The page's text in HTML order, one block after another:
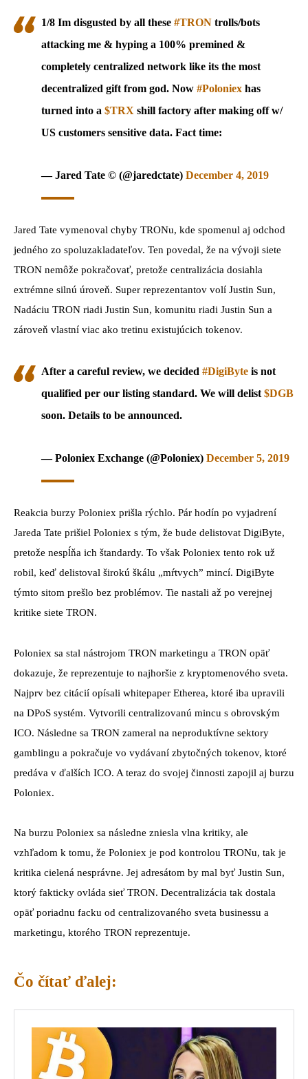
1/8 Im disgusted by all these #TRON trolls/bots
attacking me & hyping a 100% premined &
completely centralized network like its the most
decentralized gift from god. Now #Poloniex has
turned into a $TRX shill factory after making off w/
US customers sensitive data. Fact time:
— Jared Tate ©️ (@jaredctate) December 4, 2019
Jared Tate vymenoval chyby TRONu, kde spomenul aj odchod
jedného zo spoluzakladateľov. Ten povedal, že na vývoji siete
TRON nemôže pokračovať, pretože centralizácia dosiahla
extrémne silnú úroveň. Super reprezentantov volí Justin Sun,
Nadáciu TRON riadi Justin Sun, komunitu riadi Justin Sun a
zároveň vlastní viac ako tretinu existujúcich tokenov.
After a careful review, we decided #DigiByte is not
qualified per our listing standard. We will delist $DGB
soon. Details to be announced.
— Poloniex Exchange (@Poloniex) December 5, 2019
Reakcia burzy Poloniex prišla rýchlo. Pár hodín po vyjadrení
Jareda Tate prišiel Poloniex s tým, že bude delistovat DigiByte,
pretože nespĺňa ich štandardy. To však Poloniex tento rok už
robil, keď delistoval širokú škálu „mŕtvych” mincí. DigiByte
týmto sitom prešlo bez problémov. Tie nastali až po verejnej
kritike siete TRON.
Poloniex sa stal nástrojom TRON marketingu a TRON opäť
dokazuje, že reprezentuje to najhoršie z kryptomenového sveta.
Najprv bez citácií opísali whitepaper Etherea, ktoré iba upravili
na DPoS systém. Vytvorili centralizovanú mincu s obrovským
ICO. Následne sa TRON zameral na neproduktívne sektory
gamblingu a pokračuje vo vydávaní zbytočných tokenov, ktoré
predáva v ďalších ICO. A teraz do svojej činnosti zapojil aj burzu
Poloniex.
Na burzu Poloniex sa následne zniesla vlna kritiky, ale
vzhľadom k tomu, že Poloniex je pod kontrolou TRONu, tak je
kritika cielená nesprávne. Jej adresátom by mal byť Justin Sun,
ktorý fakticky ovláda sieť TRON. Decentralizácia tak dostala
opäť poriadnu facku od centralizovaného sveta businessu a
marketingu, ktorého TRON reprezentuje.
Čo čítať ďalej: